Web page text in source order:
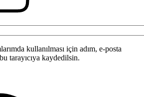
kullanılması için adım, e-posta
tarayıcıya kaydedilsin.